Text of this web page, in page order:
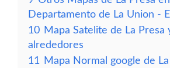
Departamento de La Union -
10 Mapa Satelite de La Presa
alrededores
11
Mapa Normal google de